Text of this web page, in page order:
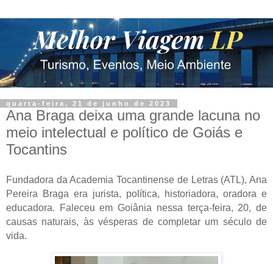
quarta-feira, 21 de junho de 2023
Ana Braga deixa uma grande lacuna no
meio intelectual e político de Goiás e
Tocantins
Fundadora da Academia Tocantinense de Letras (ATL), Ana
Pereira Braga era jurista, política, historiadora, oradora e
educadora. Faleceu em Goiânia nessa terça-feira, 20, de
causas naturais, às vésperas de completar um século de
vida.